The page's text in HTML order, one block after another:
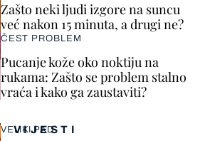
VIJESTI
VELIKI PAD
Zašto neki ljudi izgore na suncu
već nakon 15 minuta, a drugi ne?
ČEST PROBLEM
Pucanje kože oko noktiju na
rukama: Zašto se problem stalno
vraća i kako ga zaustaviti?